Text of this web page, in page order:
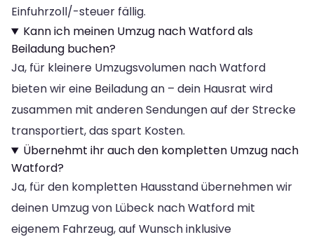
Einfuhrzoll/-steuer fällig.
Kann ich meinen Umzug nach Watford als
Beiladung buchen?
Ja, für kleinere Umzugsvolumen nach Watford
bieten wir eine Beiladung an – dein Hausrat wird
zusammen mit anderen Sendungen auf der Strecke
transportiert, das spart Kosten.
Übernehmt ihr auch den kompletten Umzug nach
Watford?
Ja, für den kompletten Hausstand übernehmen wir
deinen Umzug von Lübeck nach Watford mit
eigenem Fahrzeug, auf Wunsch inklusive